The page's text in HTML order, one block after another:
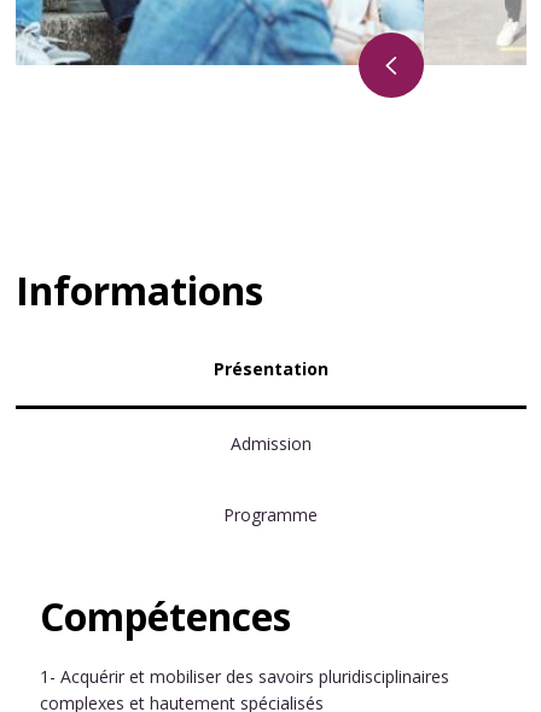
Informations
Présentation
Admission
Programme
Compétences
1- Acquérir et mobiliser des savoirs pluridisciplinaires
complexes et hautement spécialisés